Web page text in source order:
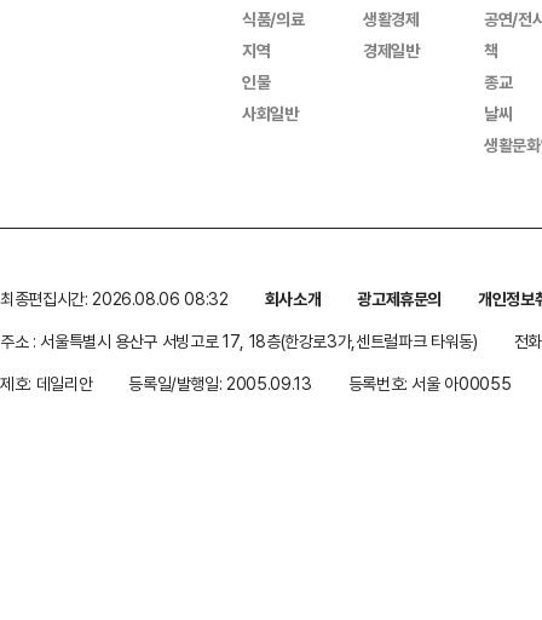
식품/의료
지역
인물
사회일반
생활경제
경제일반
공연/전
책
종교
날씨
생활문
최종편집시간: 2026.08.06 08:32 회사소개 광고제휴문의
개인정보
주소 : 서울특별시 용산구 서빙고로 17, 18층(한강로3가,센트럴파크 타워동)
전
제호: 데일리안
등록일/발행일: 2005.09.13 등록번호: 서울 아00055